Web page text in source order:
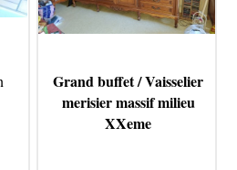
Grand buffet / Vaisselier
merisier massif milieu
XXeme